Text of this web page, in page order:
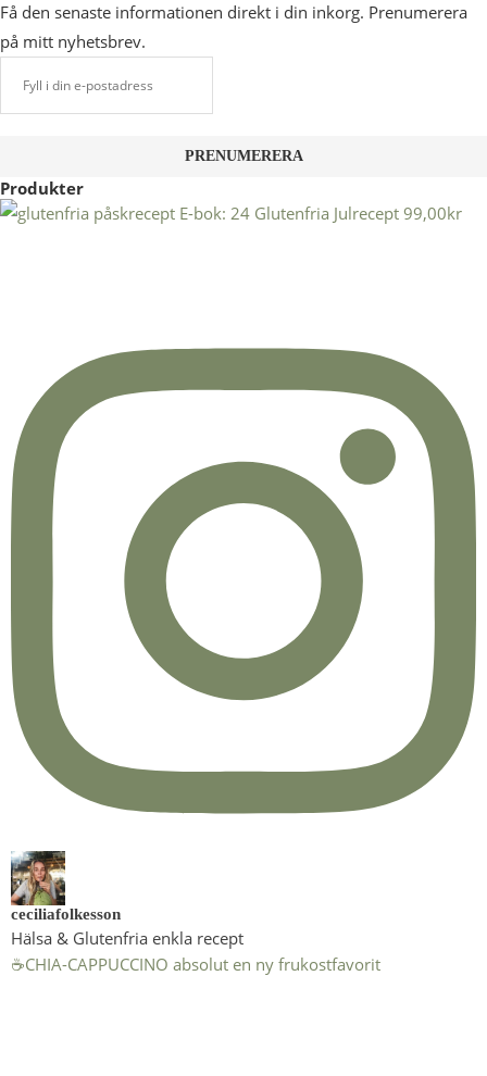
Få den senaste informationen direkt i din inkorg. Prenumerera
på mitt nyhetsbrev.
Produkter
E-bok: 24 Glutenfria Julrecept 99,00kr
ceciliafolkesson
Hälsa & Glutenfria enkla recept
☕️CHIA-CAPPUCCINO absolut en ny frukostfavorit